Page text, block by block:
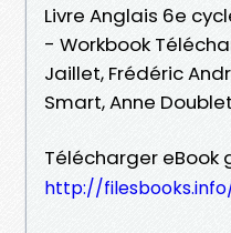
Livre Anglais 6e
- Workbook
Jaillet, Frédéric
Smart, Anne
Télécharger eBook
http://